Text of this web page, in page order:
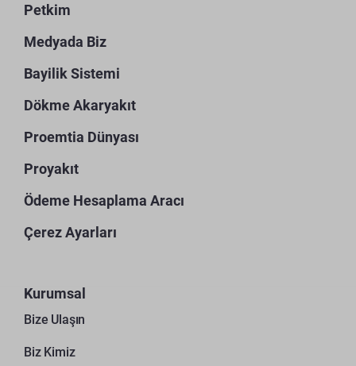
Petkim
Medyada Biz
Bayilik Sistemi
Dökme Akaryakıt
Proemtia Dünyası
Proyakıt
Ödeme Hesaplama Aracı
Çerez Ayarları
Kurumsal
Bize Ulaşın
Biz Kimiz